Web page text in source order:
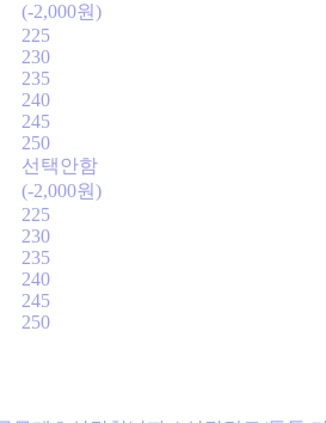
(-2,000원)
225
230
235
240
245
250
선택안함
(-2,000원)
225
230
235
240
245
250